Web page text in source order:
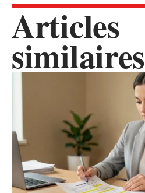
Articles
similaires